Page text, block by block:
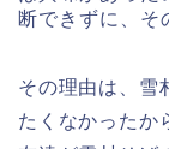
断できずに、そ
その理由は、雪
たくなかったか